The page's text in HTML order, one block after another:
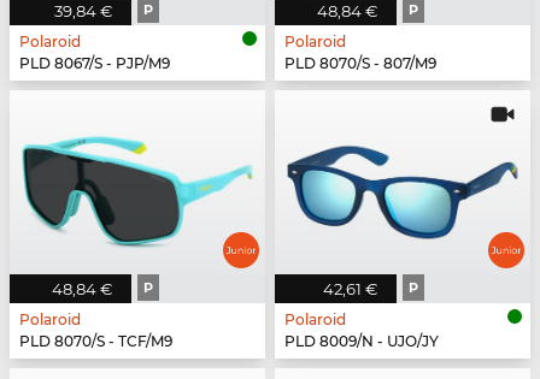
39,84 € P
Polaroid
PLD 8067/S - PJP/M9
48,84 € P
Polaroid
PLD 8070/S - 807/M9
48,84 € P
Polaroid
PLD 8070/S - TCF/M9
42,61 € P
Polaroid
PLD 8009/N - UJO/JY